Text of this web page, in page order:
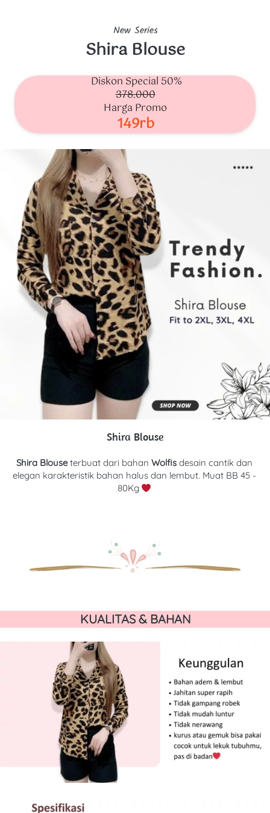
New Series
Shira Blouse
Diskon Special 50%
378.000
Harga Promo
149rb
Shira Blouse
Shira Blouse terbuat dari bahan Wolfis desain cantik dan
elegan karakteristik bahan halus dan lembut. Muat BB 45 -
80Kg
KUALITAS & BAHAN